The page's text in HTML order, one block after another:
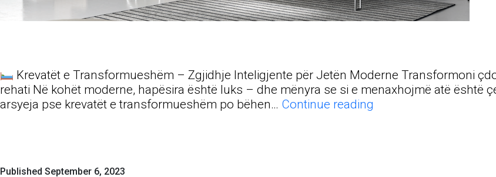
Krevatët e Transformueshëm – Zgjidhje Inteligjente për Jetën Moderne Transformoni
rehati Në kohët moderne, hapësira është luks – dhe mënyra se si e menaxhojmë atë është
arsyeja pse krevatët e transformueshëm po bëhen… Continue reading
Published September 6, 2023